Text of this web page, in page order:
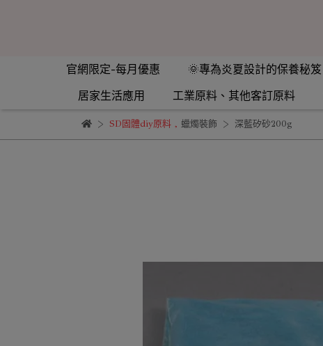
官網限定-每月優惠 🌞專為炎夏設計的保養秘笈
居家生活應用
工業原料、其他客訂原料
SD固體diy原料, 蠟燭裝飾 深藍矽砂200g